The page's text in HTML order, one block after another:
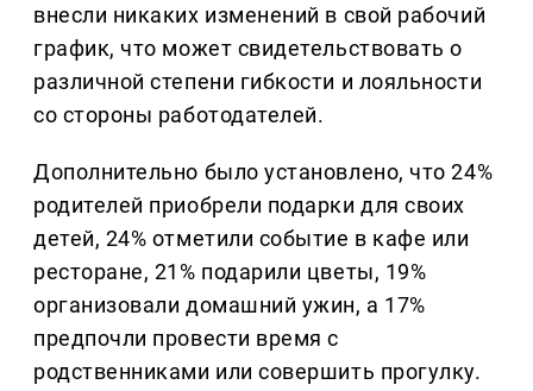
внесли никаких изменений в свой рабочий
график, что может свидетельствовать о
различной степени гибкости и лояльности
со стороны работодателей.
Дополнительно было установлено, что 24%
родителей приобрели подарки для своих
детей, 24% отметили событие в кафе или
ресторане, 21% подарили цветы, 19%
организовали домашний ужин, а 17%
предпочли провести время с
родственниками или совершить прогулку.